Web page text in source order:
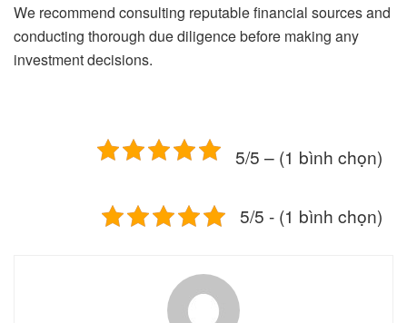
We recommend consulting reputable financial sources and
conducting thorough due diligence before making any
investment decisions.
5/5 – (1 bình chọn)
5/5 - (1 bình chọn)